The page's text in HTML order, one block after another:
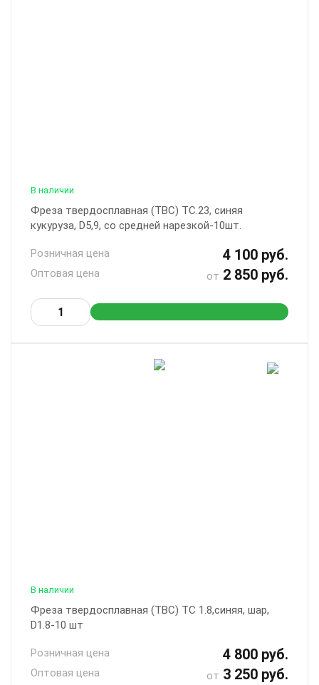
В наличии
Фреза твердосплавная (ТВС) ТС.23, синяя
кукуруза, D5,9, со средней нарезкой-10шт.
Розничная цена 4 100 руб.
Оптовая цена от 2 850 руб.
В наличии
Фреза твердосплавная (ТВС) ТС 1.8,синяя, шар,
D1.8-10 шт
Розничная цена 4 800 руб.
Оптовая цена от 3 250 руб.